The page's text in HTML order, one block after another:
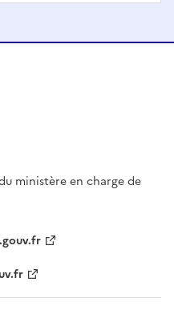
ministère en charge de